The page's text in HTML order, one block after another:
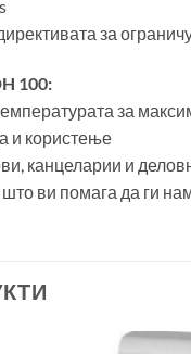
за
100:
за
и користење
канцеларии и
ви помага да ги